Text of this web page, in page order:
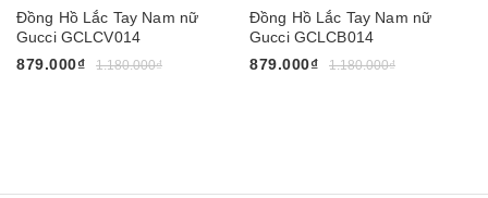
Đồng Hồ Lắc Tay Nam nữ
Gucci GCLCV014
879.000₫
1.180.000₫
Đồng Hồ Lắc Tay Nam nữ
Gucci GCLCB014
879.000₫
1.180.000₫